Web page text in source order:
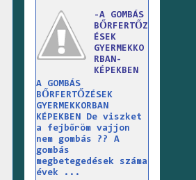
-A GOMBÁS
BŐRFERTŐZ
ÉSEK
GYERMEKKO
RBAN-
KÉPEKBEN
A GOMBÁS
BŐRFERTŐZÉSEK
GYERMEKKORBAN
KÉPEKBEN De viszket
a fejbőröm vajjon
nem gombás ?? A
gombás
megbetegedések száma
évek ...